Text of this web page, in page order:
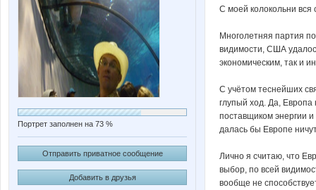
Портрет заполнен на 73 %
Отправить приватное сообщение
Добавить в друзья
С моей колокольни вся
Многолетняя партия
видимости, США
экономическим, так и
С учётом теснейших
глупый ход. Да, Европа
поставщиком энергии
далась бы Европе
Лично я считаю, что
выбор, по всей
вообще не